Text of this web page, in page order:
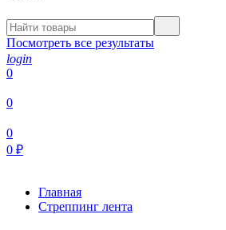
Посмотреть все результаты
login
0
0
0
0 ₽
Главная
Стреппинг лента